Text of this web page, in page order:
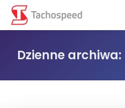
Dzienne archiwa: